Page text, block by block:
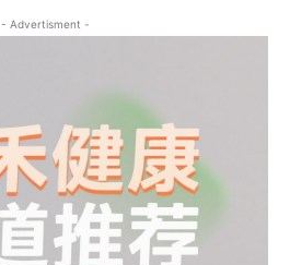
- Advertisment -